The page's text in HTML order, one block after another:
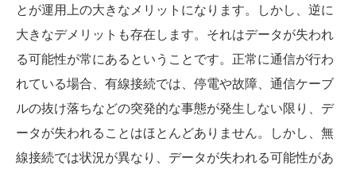
とが運用上の大きなメリットになります。しかし、逆に
大きなデメリットも存在します。それはデータが失われ
る可能性が常にあるということです。正常に通信が行わ
れている場合、有線接続では、停電や故障、通信ケーブ
ルの抜け落ちなどの突発的な事態が発生しない限り、デ
ータが失われることはほとんどありません。しかし、無
線接続では状況が異なり、データが失われる可能性があ